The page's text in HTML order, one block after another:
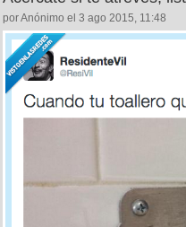
por Anónimo el 3 ago 2015, 11:48